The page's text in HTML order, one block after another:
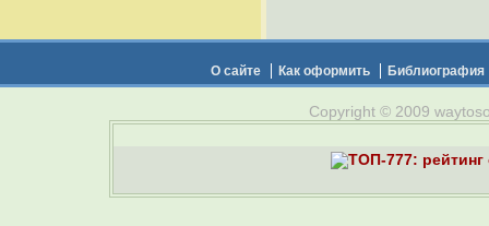
О сайте Как оформить Библиография
Copyright © 2009